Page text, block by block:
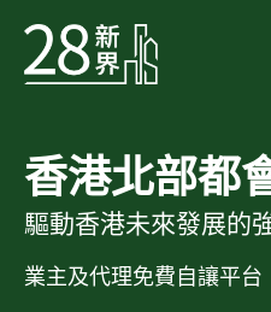
香港北部都
驅動香港未來發展的
業主及代理免費自讓平台